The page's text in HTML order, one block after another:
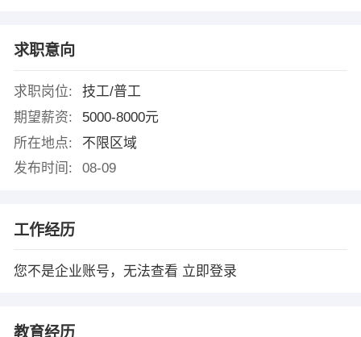
求职意向
求职岗位:
技工/普工
期望薪资:
5000-8000元
所在地点:
不限区域
发布时间:
08-09
工作经历
您不是企业账号，无法查看 立即登录
教育经历